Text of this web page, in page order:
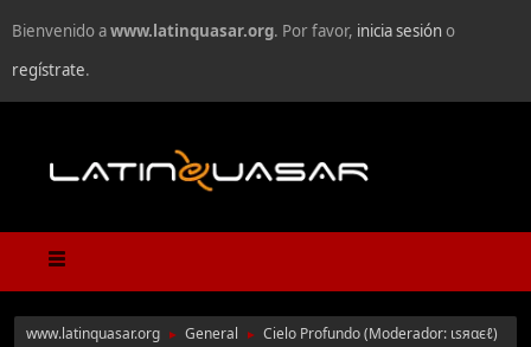
Bienvenido awww.latinquasar.org. Por favor, inicia sesióno
regístrate.
www.latinquasar.org ► General ► Cielo Profundo(Moderador: ιѕяαєℓ)